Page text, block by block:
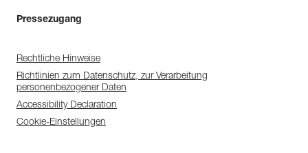
Pressezugang
Rechtliche Hinweise
Richtlinien zum Datenschutz, zur Verarbeitung
personenbezogener Daten
Accessibility Declaration
Cookie-Einstellungen